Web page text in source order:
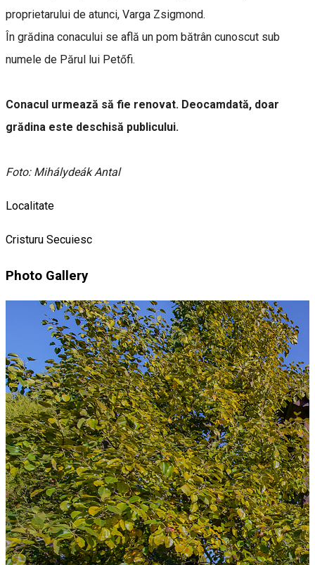
proprietarului de atunci, Varga Zsigmond.
În grădina conacului se află un pom bătrân cunoscut sub
numele de Părul lui Petőfi.
Conacul urmează să fie renovat. Deocamdată, doar
grădina este deschisă publicului.
Foto: Mihálydeák Antal
Localitate
Cristuru Secuiesc
Photo Gallery